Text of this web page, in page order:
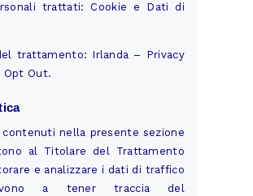
trattati: Cookie e Dati di
trattamento: Irlanda – Privacy
Opt Out.
contenuti nella presente sezione
al Titolare del Trattamento
e analizzare i dati di traffico
a tener traccia del